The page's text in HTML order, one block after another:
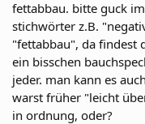
fettabbau. bitte guck
stichwörter z.B.
"fettabbau", da findest
ein bisschen
jeder. man kann es
warst früher "leicht
in ordnung, oder?